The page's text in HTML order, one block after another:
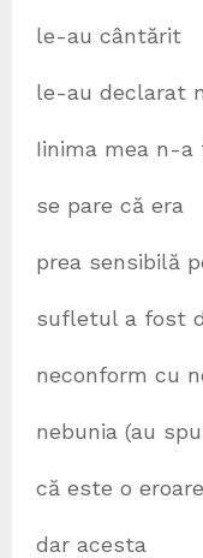
le-au cântărit
le-au declarat
Iinima mea n-a
se pare că era
prea sensibilă
sufletul a fost
neconform cu
nebunia (au
că este o
dar acesta